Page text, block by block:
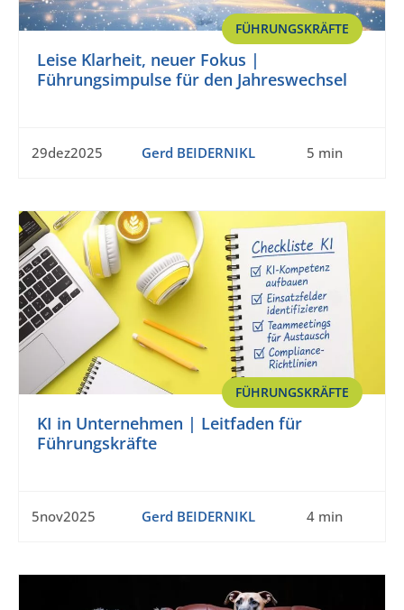
FÜHRUNGSKRÄFTE
Leise Klarheit, neuer Fokus |
Führungsimpulse für den Jahreswechsel
29dez2025 Gerd BEIDERNIKL 5 min
FÜHRUNGSKRÄFTE
KI in Unternehmen | Leitfaden für
Führungskräfte
5nov2025 Gerd BEIDERNIKL 4 min